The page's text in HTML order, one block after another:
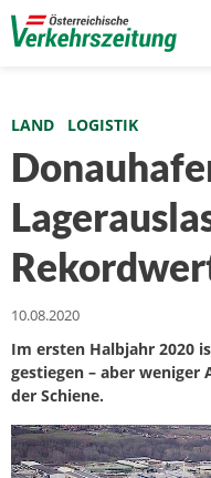
LAND LOGISTIK
10.08.2020
Im ersten Halbjahr 2020
gestiegen – aber
der Schiene.